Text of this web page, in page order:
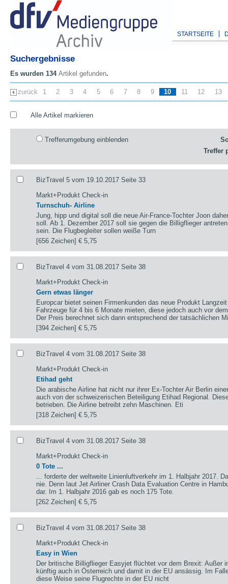
STARTSEITE
Suchergebnisse
Es wurden 134 Artikel gefunden.
zurück 1 2 3 4 5 6 7 8 9 10 11 12 13
Alle Artikel markieren
Trefferumgebung einblenden
Treffer
BizTravel 5 vom 19.10.2017 Seite 33
Markt+Produkt Check-in
Turnschuh- Airline
Jung, hipp und digital soll die neue Air-France-Tochter Joon
soll. Ab 1. Dezember 2017 soll sie gegen die Billigflieger
sein. Die Flugbegleiter sollen weiße Turn
[656 Zeichen]€ 5,75
BizTravel 4 vom 31.08.2017 Seite 38
Markt+Produkt Check-in
Gern etwas länger
Europcar bietet seinen Firmenkunden das neue Produkt
Fahrzeuge für 4 bis 6 Monate mieten, diese jedoch auch vor
Der Preis berechnet sich dann entsprechend der tatsächlichen
[394 Zeichen]€ 5,75
BizTravel 4 vom 31.08.2017 Seite 38
Markt+Produkt Check-in
Etihad geht
Die arabische Airline hat nicht nur ihrer Ex-Tochter Air Berlin
auch von der schweizerischen Beteiligung Etihad Regional.
betrieben. Die Airline betreibt zehn Maschinen. Eti
[318 Zeichen]€ 5,75
BizTravel 4 vom 31.08.2017 Seite 38
Markt+Produkt Check-in
0 Tote ...
... forderte der weltweite Linienluftverkehr im 1. Halbjahr 2017.
nie. Denn laut Jet Airliner Crash Data Evaluation Centre in
dar. Im 1. Halbjahr 2016 gab es noch 175 Tote.
[262 Zeichen]€ 5,75
BizTravel 4 vom 31.08.2017 Seite 38
Markt+Produkt Check-in
Easy in Wien
Der britische Billigflieger Easyjet flüchtet vor dem Brexit: Außer
künftig auch in Österreich und damit in der EU ansässig. Im
diese Weise seine Flugrechte in der EU nicht